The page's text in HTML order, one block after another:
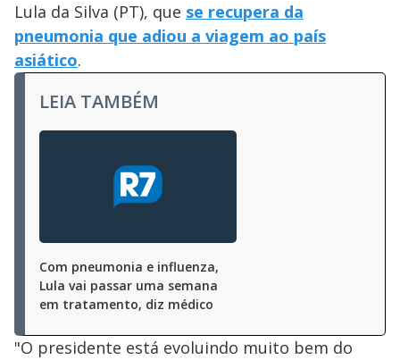
Lula da Silva (PT), que se recupera da
pneumonia que adiou a viagem ao país
asiático.
LEIA TAMBÉM
Com pneumonia e influenza,
Lula vai passar uma semana
em tratamento, diz médico
"O presidente está evoluindo muito bem do